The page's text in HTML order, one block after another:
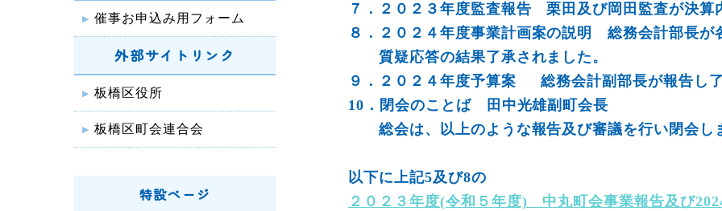
７．２０２３年度監査報告 栗田及び岡田監査が決算
８．２０２４年度事業計画案の説明 総務会計部長が
質疑応答の結果了承されました。
９．２０２４年度予算案 総務会計副部長が報告し了
10．閉会のことば 田中光雄副町会長
総会は、以上のような報告及び審議を行い閉会し
以下に上記5及び8の
２０２３年度(令和５年度) 中丸町会事業報告及び
催事お申込み用フォーム
外部サイトリンク
板橋区役所
板橋区町会連合会
特設ページ